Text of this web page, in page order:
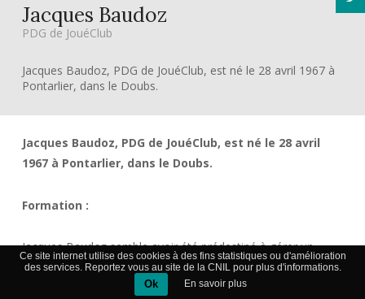
Jacques Baudoz
PDG de JouéClub
Jacques Baudoz, PDG de JouéClub, est né le 28 avril 1967 à
Pontarlier, dans le Doubs.
Jacques Baudoz, PDG de JouéClub, est né le 28 avril
1967 à Pontarlier, dans le Doubs.
Formation :
Jacques Baudoz semble avoir été prédestiné à gérer un
grand magasin de jouets. En effet, ses parents sont
propriétaires d’un magasin de jouets dans le Doubs, où il
Ce site internet utilise des cookies à des fins statistiques ou d'amélioration
des services. Reportez vous au site de la CNIL pour plus d'informations.
Ok En savoir plus